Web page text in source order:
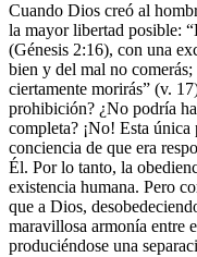
Cuando Dios creó al
la mayor libertad posible:
(Génesis 2:16), con una
bien y del mal no
ciertamente morirás” (v.
prohibición? ¿No podría
completa? ¡No! Esta
conciencia de que era
Él. Por lo tanto, la
existencia humana. Pero
que a Dios,
maravillosa armonía entre
produciéndose una